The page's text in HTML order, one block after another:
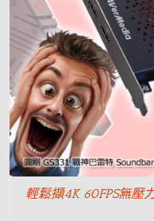
輕鬆擷4K 60FPS無壓